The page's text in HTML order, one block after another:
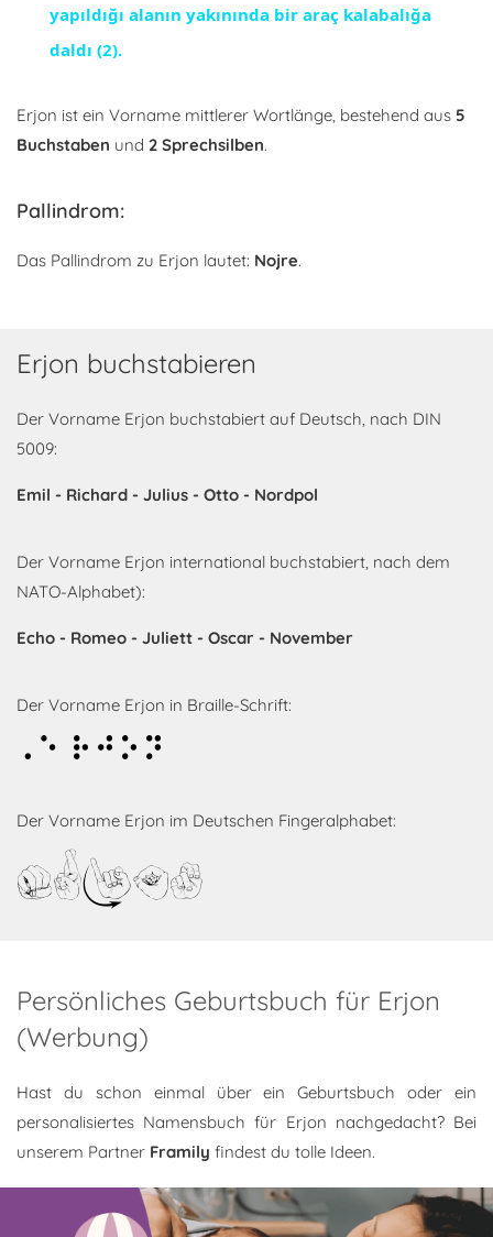
yapıldığı alanın yakınında bir araç kalabalığa
daldı (2).
Erjon ist ein Vorname mittlerer Wortlänge, bestehend aus 5
Buchstaben und 2 Sprechsilben.
Pallindrom:
Das Pallindrom zu Erjon lautet: Nojre.
Erjon buchstabieren
Der Vorname Erjon buchstabiert auf Deutsch, nach DIN
5009:
Emil - Richard - Julius - Otto - Nordpol
Der Vorname Erjon international buchstabiert, nach dem
NATO-Alphabet):
Echo - Romeo - Juliett - Oscar - November
Der Vorname Erjon in Braille-Schrift:
Erjon
Der Vorname Erjon im Deutschen Fingeralphabet:
Erjon
Persönliches Geburtsbuch für Erjon
(Werbung)
Hast du schon einmal über ein Geburtsbuch oder ein
personalisiertes Namensbuch für Erjon nachgedacht? Bei
unserem Partner Framily findest du tolle Ideen.